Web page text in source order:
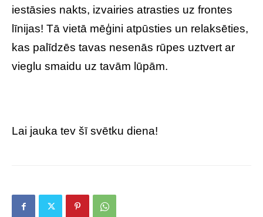
iestāsies nakts, izvairies atrasties uz frontes
līnijas! Tā vietā mēģini atpūsties un relaksēties,
kas palīdzēs tavas nesenās rūpes uztvert ar
vieglu smaidu uz tavām lūpām.
Lai jauka tev šī svētku diena!